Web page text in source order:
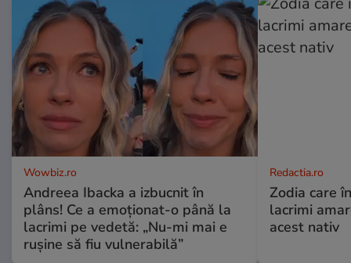
Wowbiz.ro
Andreea Ibacka a izbucnit în
plâns! Ce a emoționat-o până la
lacrimi pe vedetă: „Nu-mi mai e
rușine să fiu vulnerabilă”
Redactia.ro
Zodia care
lacrimi
acest nativ